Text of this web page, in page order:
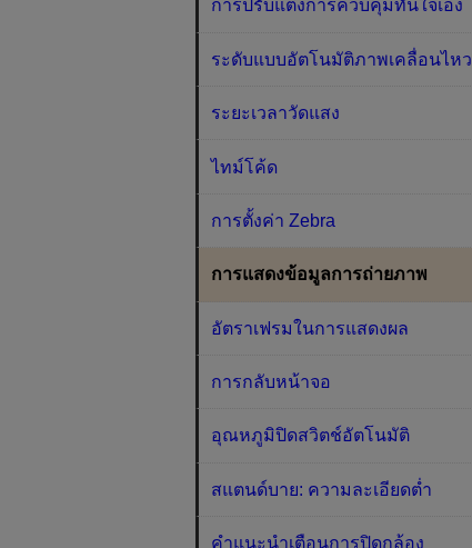
การปรับแต่งการควบคุมทันใจเอง
ระดับแบบอัตโนมัติภาพเคลื่อนไหว
ระยะเวลาวัดแสง
ไทม์โค้ด
การตั้งค่า Zebra
การแสดงข้อมูลการถ่ายภาพ
อัตราเฟรมในการแสดงผล
การกลับหน้าจอ
อุณหภูมิปิดสวิตช์อัตโนมัติ
สแตนด์บาย: ความละเอียดต่ำ
คำแนะนำเตือนการปิดกล้อง